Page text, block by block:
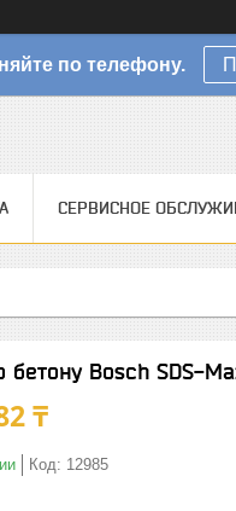
по телефону.
СЕРВИСНОЕ
бетону Bosch SDS-
₸
Код: 12985